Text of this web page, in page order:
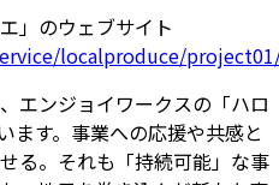
」のウェブサイト
localproduce/
エンジョイワークスの「ハロ
ます。事業への応援や共感と
る。それも「持続可能」な事